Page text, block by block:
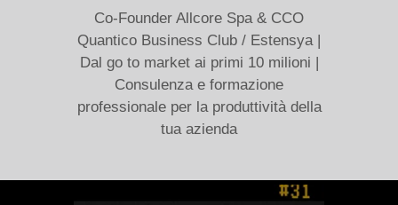
Co-Founder Allcore Spa & CCO
Quantico Business Club / Estensya |
Dal go to market ai primi 10 milioni |
Consulenza e formazione
professionale per la produttività della
tua azienda